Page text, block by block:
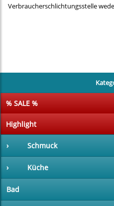
% SALE %
Highlight
› Schmuck
› Küche
Bad
Verbraucherschlichtungsstelle